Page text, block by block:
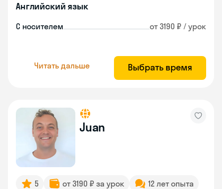
Английский язык
С носителем от 3190 ₽ / урок
Читать дальше Выбрать время
Juan
5 от 3190 ₽ за урок
12 лет опыта